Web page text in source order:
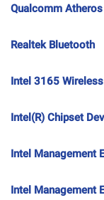
Qualcomm
Realtek Bluetooth
Intel 3165
Intel(R) Chipset
Intel Management
Intel Management